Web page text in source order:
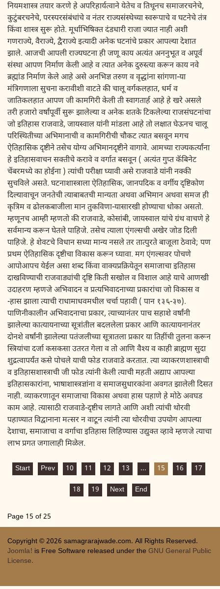
नियमशास्त्र तयार करणे हे अपरिहार्यत्वाने येतेच व तिथूनच समाजरचनेचे,
कुटुंबरचनेचे, परस्परसंबंधांचे व नंतर राज्यसंस्थेच्या स्वरूपाचे व घटनेचे तंत्र
किंवा शास्त्र सुरू होते. मूर्धाभिषिक्त दंडधारी राजा ज्यात नाही अशी
गणराज्ये, वैराज्ये, द्वैराज्ये इत्यादी अनेक घटनांचे प्रकार आपल्या देशात
झाले. आजची आपली राज्यघटना ही जणू काय अत्यंत अननुभूत व अपूर्व
संस्था आपण निर्माण केली आहे व त्यात अनेक दुरुस्त्या करून काय नवे
ब्रह्मांड निर्माण केले आहे असे अनभिज्ञ तरुण व वृद्धांना सांगणा-या
मंत्रिगणाला सुचना करावीशी वाटते की चालू वर्गकलहात, धर्म व
जातिकलहात आपण जी कामगिरी केली ती स्वागतार्ह आहे हे खरे असले
तरी हजारो वर्षांपूर्वी सुरू झालेल्या व अनेक शतके टिकलेल्या राजसंघटनांचा
जो इतिहास राजवाडे, जायस्वाल यांनी मांडला आहे तो लक्षात घेऊनच चालू
परिस्थितीच्या अभिमानाची व कामगिरीची चौकट त्यात बसवून मगच
ऐतिहासिक दृष्टीने तसेच योग्य अभिमानदृष्टीने वागावे. आमच्या राज्यकर्त्यांना
हे इतिहासवाचन सक्तीचे करावे व वर्गात बसवून ( अत्यंत गुप्त कॅबिनेट
चेंबरमध्ये का होईना ) त्यांची परीक्षा घ्यावी असे राजवाडे यांनी नक्की
सुचविले असते. घटनाशास्त्राला ऐतिहासिक, जानपदिक व वर्गीय दृष्टिकोण
दिल्यावाचून जनतेची त्याबाबतची मान्यता अथवा अभिमान अथवा समज ही
कृत्रिम व ढोलकबाजीला मान तुकविणा-यासारखी होण्याचा धोका असतो.
म्हणूनच आम्ही म्हणतो की राजवाडे, कोसांबी, जायस्वाल यांचे ग्रंथ वाचणे हे
सर्वमान्य करून घेतले पाहिजे. तसेच त्याला एंगल्सची अखेर जोड दिली
पाहिजे. हे शेवटचे विधान सध्या मान्य नसले तर तात्पुरते बाजूला ठेवावे; पण
प्रथम ऐतिहासिक दृष्टीचा विकास करून घ्यावा. मग एंगल्सवर पोचणे
आपोआपच येईल असा शब्द किंवा वाक्यप्रक्रियेतून समाजाचा इतिहास
दाखविण्याची राजवाड्यांची दृष्टि किती सखोल व विशाल आहे याचे आणखी
उदाहरण म्हणजे अभिवादन व प्रत्यभिवादनाच्या प्रकारांचा जो विकास व
-हास झाला त्याची राधामाधवमधील चर्चा पहावी ( पान १३६-३७).
पाणिनीकालीन अभिवादनाचा प्रकार, त्याच्यानंतर पाच सहाशे वर्षांनी
झालेल्या कात्यायनाच्या सूत्रांतील बदललेला प्रकार आणि कात्यायनानंतर
दोनशे वर्षांनी झालेल्या पतंजलीच्या सूत्रातला प्रकार या तिहींची तुलना करून
स्त्रियांचा दर्जा कसकसा उतरत गेला व तो आणि वैश्य व काही ब्राह्मण सुदा
शुद्रत्वापर्यंत कसे पोचले याची फोड राजवाडे करतात. त्या व्याकरणशास्त्राची
व इतिहासशास्त्राची जी फोड त्यांनी केली त्याची महती अद्याप आपल्या
इतिहासकारांना, भाषाशास्त्रज्ञांना व समाजसुधारकांना अवगत झालेली दिसत
नाही. व्याकरणातून समाजाचा विकास अथवा हास पहाणे हे मोठे अवघड
काम आहे. त्यासाठी राजवाडे-दृष्टीच लागते आणि अशी त्यांची थोरवी
पहाण्यात विद्वानाना मत्सर न वाटून त्यांनी त्या थोरवीचा उपयोग आपल्या
देशाचा, समाजाचा व वर्गाचा इतिहास लिहिण्यास उद्युक्त व्हावे म्हणजे त्याचा
लाभ प्रगत जगालाही मिळेल.
Start Prev 10 11 12 13 ... 15 16 17
18 19 Next End
Page 15 of 25
Copyright © 2026 samagrarajwade.com. All Rights Reserved.
Joomla! is Free Software released under the GNU General Public
License.